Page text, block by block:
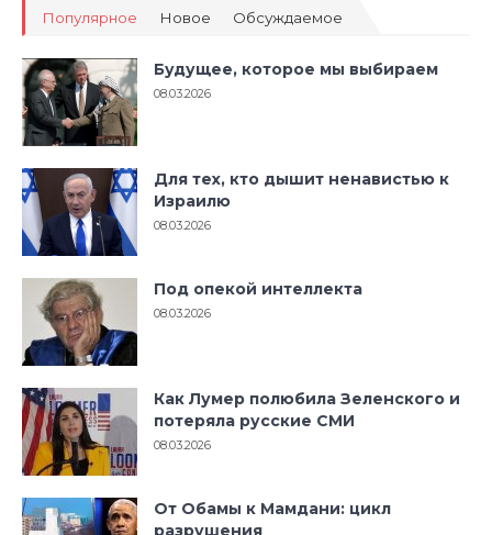
Популярное Новое Обсуждаемое
Будущее, которое мы выбираем
08.03.2026
Для тех, кто дышит ненавистью к
Израилю
08.03.2026
Под опекой интеллекта
08.03.2026
Как Лумер полюбила Зеленского и
потеряла русские СМИ
08.03.2026
От Обамы к Мамдани: цикл
разрушения